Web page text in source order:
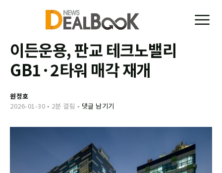
이든운용, 판교 테크노밸리
GB1·2타워 매각 재개
원정호
2026-01-30 - 2분 걸림 - 댓글 남기기